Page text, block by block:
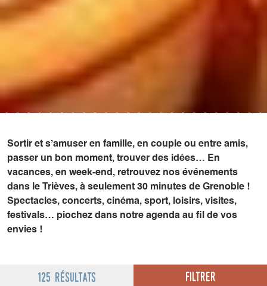
Sortir et s’amuser en famille, en couple ou entre amis,
passer un bon moment, trouver des idées… En
vacances, en week-end, retrouvez nos événements
dans le Trièves, à seulement 30 minutes de Grenoble !
Spectacles, concerts, cinéma, sport, loisirs, visites,
festivals… piochez dans notre agenda au fil de vos
envies !
125 résultats Filtrer